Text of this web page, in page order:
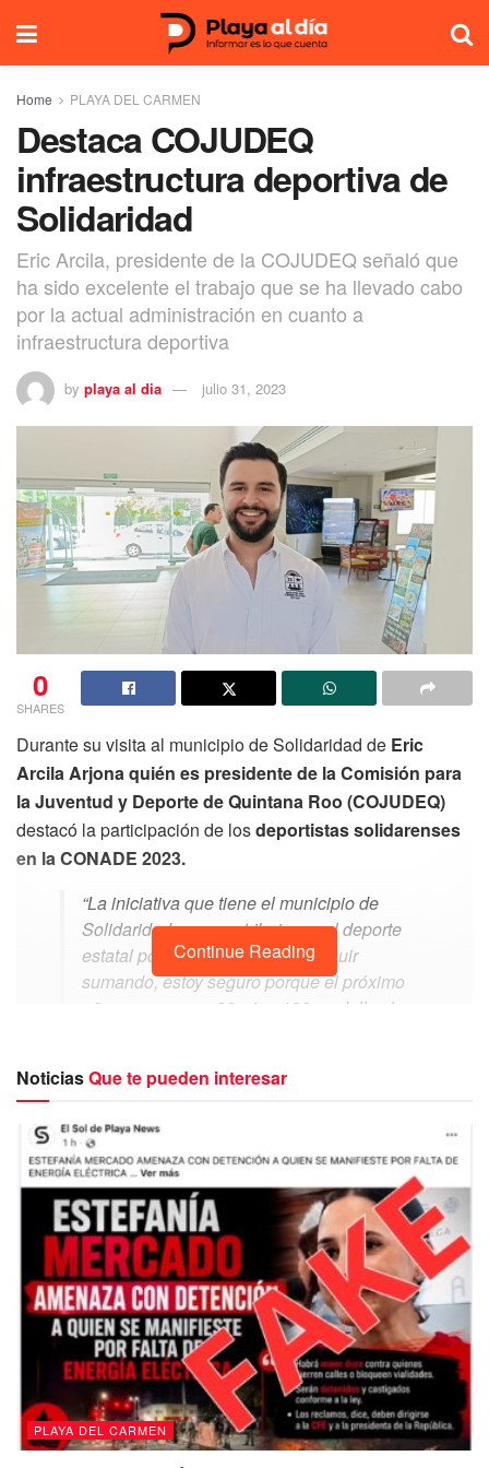
Home PLAYA DEL CARMEN
Destaca COJUDEQ
infraestructura deportiva de
Solidaridad
Eric Arcila, presidente de la COJUDEQ señaló que
ha sido excelente el trabajo que se ha llevado cabo
por la actual administración en cuanto a
infraestructura deportiva
by playa al dia julio 31, 2023
0
SHARES
Durante su visita al municipio de Solidaridad de Eric
Arcila Arjona quién es presidente de la Comisión para
la Juventud y Deporte de Quintana Roo (COJUDEQ)
destacó la participación de losdeportistas solidarenses
en la CONADE 2023.
“La iniciativa que tiene el municipio de
Solidaridad para contribuir con el deporte
estatal por lo que esperamos seguir
sumando, estoy seguro porque el próximo
año no van a ser 80, sino 100 medallas las
Arcila Arjona mencionóque este año,la participación
de los atletas quintanarroenses ha sido histórica con
la obtención de 254 medallas, lo que sobrepasa por 30
medallas más, del récord que se ha obtenido
anteriormente,por lo que informó que se invertirá cerca
de 22 millones en la recuperación del centro de alto
Continue Reading
NoticiasQue te pueden interesar
PLAYA DEL CARMEN